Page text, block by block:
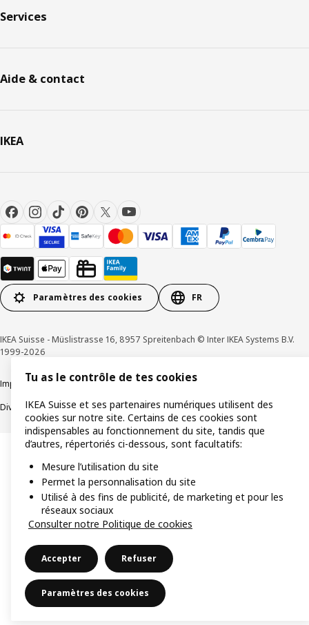
Services
Aide & contact
IKEA
Paramètres des cookies FR
IKEA Suisse - Müslistrasse 16, 8957 Spreitenbach © Inter IKEA Systems B.V.
1999-2026
Impressum / Déclaration de protection des données
Divulgation responsableConditions générales
Tu as le contrôle de tes cookies
IKEA Suisse et ses partenaires numériques utilisent des
cookies sur notre site. Certains de ces cookies sont
indispensables au fonctionnement du site, tandis que
d’autres, répertoriés ci-dessous, sont facultatifs:
Mesure l’utilisation du site
Permet la personnalisation du site
Utilisé à des fins de publicité, de marketing et pour les
réseaux sociaux
Consulter notre Politique de cookies
Accepter Refuser
Paramètres des cookies